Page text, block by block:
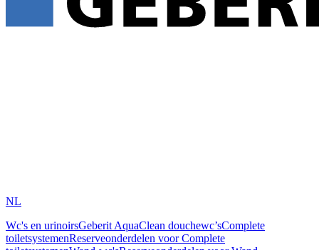
NL
Wc's en urinoirsGeberit AquaClean douchewc’sComplete
toiletsystemenReserveonderdelen voor Complete